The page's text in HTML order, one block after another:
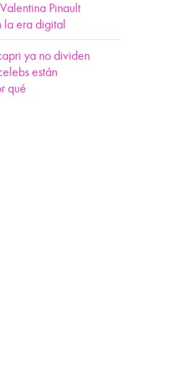
Pinault
la era digital
ya no dividen
están
qué